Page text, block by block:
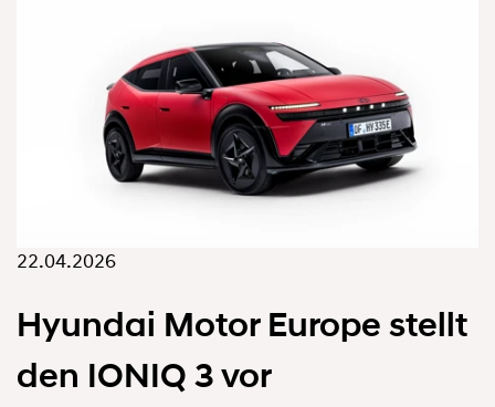
22.04.2026
Hyundai Motor Europe stellt
den IONIQ 3 vor